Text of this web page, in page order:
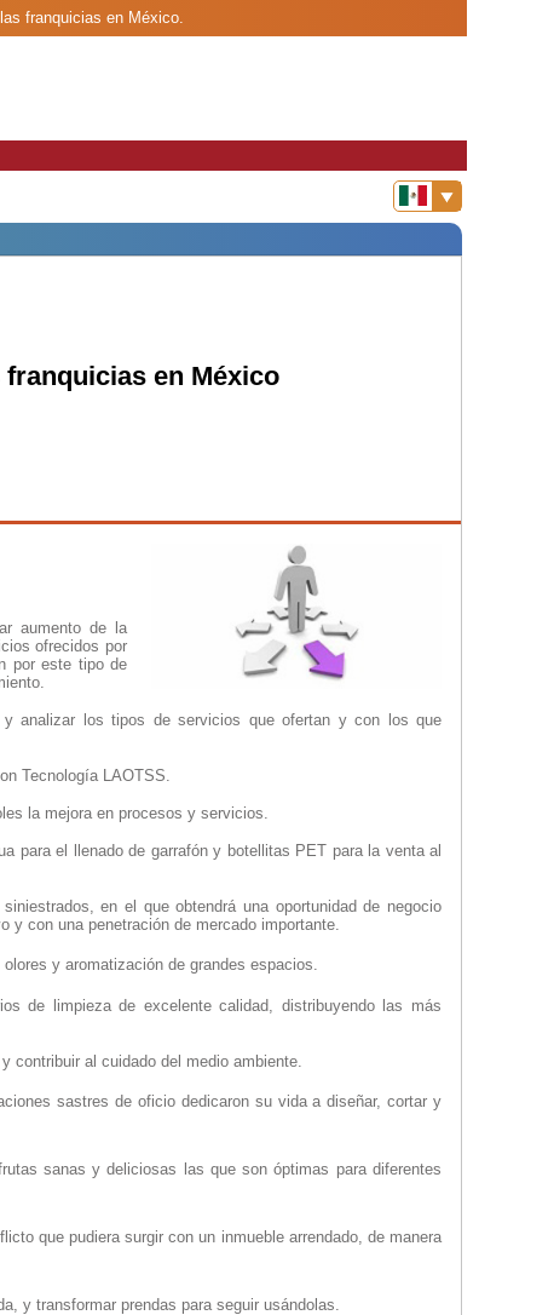
franquicias en México.
en México
aumento de la
ofrecidos por
por este tipo de
analizar los tipos de servicios que ofertan y con los que
Tecnología LAOTSS.
la mejora en procesos y servicios.
para el llenado de garrafón y botellitas PET para la venta al
en el que obtendrá una oportunidad de negocio
y con una penetración de mercado importante.
y aromatización de grandes espacios.
de limpieza de excelente calidad, distribuyendo las más
contribuir al cuidado del medio ambiente.
sastres de oficio dedicaron su vida a diseñar, cortar y
sanas y deliciosas las que son óptimas para diferentes
que pudiera surgir con un inmueble arrendado, de manera
y transformar prendas para seguir usándolas.